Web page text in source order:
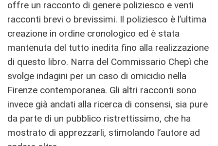
offre un racconto di genere poliziesco e venti
racconti brevi o brevissimi. Il poliziesco è l’ultima
creazione in ordine cronologico ed è stata
mantenuta del tutto inedita fino alla realizzazione
di questo libro. Narra del Commissario Chepì che
svolge indagini per un caso di omicidio nella
Firenze contemporanea. Gli altri racconti sono
invece già andati alla ricerca di consensi, sia pure
da parte di un pubblico ristrettissimo, che ha
mostrato di apprezzarli, stimolando l’autore ad